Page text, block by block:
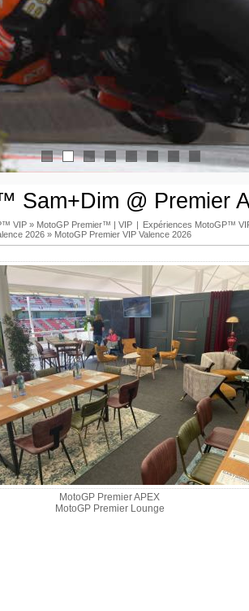
1 3 4
Sam+Dim @ Premier
VIP » MotoGP Premier™ | VIP | Expériences MotoGP™
2026 » MotoGP Premier VIP Valence 2026
MotoGP Premier APEX
MotoGP Premier Lounge